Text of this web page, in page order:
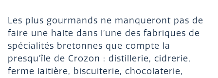
Les plus gourmands ne manqueront pas de
faire une halte dans l’une des fabriques de
spécialités bretonnes que compte la
presqu’île de Crozon : distillerie, cidrerie,
ferme laitière, biscuiterie, chocolaterie,